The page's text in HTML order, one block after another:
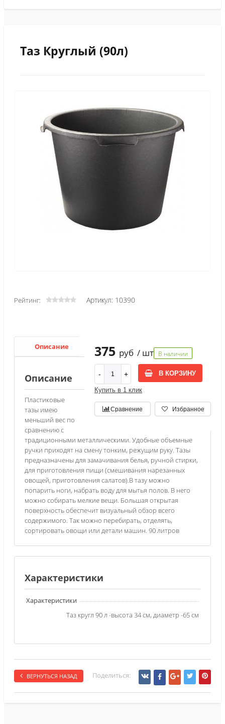
Таз Круглый (90л)
Рейтинг: Артикул: 10390
375 руб / шт В наличии
В КОРЗИНУ
Купить в 1 клик
Сравнение Избранное
Описание Характеристики
Описание
Пластиковые
тазы имею
меньший вес по
сравнению с
традиционными металлическими. Удобные объемные
ручки приходят на смену тонким, режущим руку. Тазы
предназначены для замачивания белья, ручной стирки,
для приготовления пищи (смешивания нарезанных
овощей, приготовления салатов).В тазу можно
попарить ноги, набрать воду для мытья полов. В него
можно собирать мелкие вещи. Большая открытая
поверхность обеспечит визуальный обзор всего
содержимого. Так можно перебирать, отделять,
сортировать овощи или детали машин. 90 литров
Характеристики
Характеристики
Таз кругл 90 л -высота 34 см, диаметр -65 см
ВЕРНУТЬСЯ НАЗАД Поделиться: